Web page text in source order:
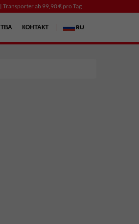
Transporter ab 99,90 € pro Tag
КОНТАКТ RU